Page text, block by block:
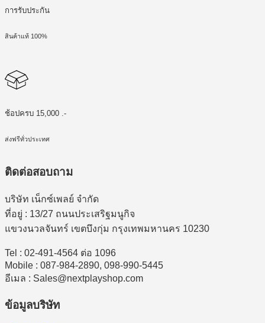
การรับประกัน
สินค้าแท้ 100%
ช้อปครบ 15,000 .-
ส่งฟรีทั่วประเทศ
ติดต่อสอบถาม
บริษัท เน็กซ์เพลย์ จำกัด
ที่อยู่ : 13/27 ถนนประเสริฐมนูกิจ
แขวงนวลจันทร์ เขตบึงกุ่ม กรุงเทพมหานคร 10230
Tel : 02-491-4564 ต่อ 1096
Mobile : 087-984-2890, 098-990-5445
อีเมล : Sales@nextplayshop.com
ข้อมูลบริษัท